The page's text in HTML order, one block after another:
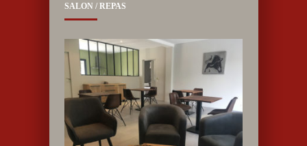
SALON / REPAS